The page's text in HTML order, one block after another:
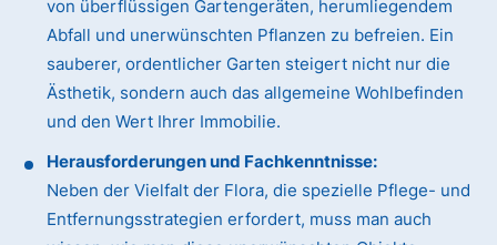
von überflüssigen Gartengeräten, herumliegendem
Abfall und unerwünschten Pflanzen zu befreien. Ein
sauberer, ordentlicher Garten steigert nicht nur die
Ästhetik, sondern auch das allgemeine Wohlbefinden
und den Wert Ihrer Immobilie.
Herausforderungen und Fachkenntnisse:
Neben der Vielfalt der Flora, die spezielle Pflege- und
Entfernungsstrategien erfordert, muss man auch